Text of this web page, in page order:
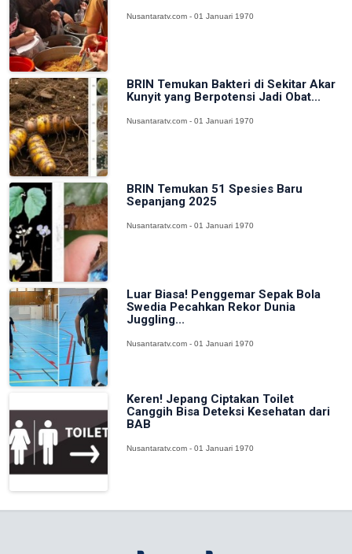
Nusantaratv.com - 01 Januari 1970
BRIN Temukan Bakteri di Sekitar Akar
Kunyit yang Berpotensi Jadi Obat...
Nusantaratv.com - 01 Januari 1970
BRIN Temukan 51 Spesies Baru
Sepanjang 2025
Nusantaratv.com - 01 Januari 1970
Luar Biasa! Penggemar Sepak Bola
Swedia Pecahkan Rekor Dunia
Juggling...
Nusantaratv.com - 01 Januari 1970
Keren! Jepang Ciptakan Toilet
Canggih Bisa Deteksi Kesehatan dari
BAB
Nusantaratv.com - 01 Januari 1970